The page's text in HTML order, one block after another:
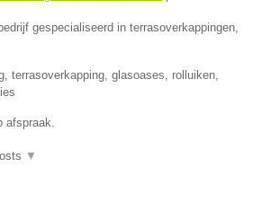
gespecialiseerd in terrasoverkappingen,
terrasoverkapping, glasoases, rolluiken,
afspraak.
▼